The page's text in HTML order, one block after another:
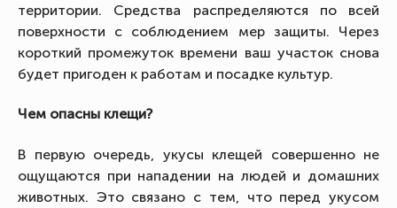
территории. Средства распределяются по всей
поверхности с соблюдением мер защиты. Через
короткий промежуток времени ваш участок снова
будет пригоден к работам и посадке культур.
Чем опасны клещи?
В первую очередь, укусы клещей совершенно не
ощущаются при нападении на людей и домашних
животных. Это связано с тем, что перед укусом